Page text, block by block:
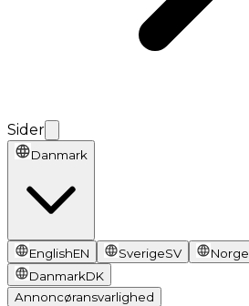
Sider
Danmark
EnglishEN SverigeSV Norge
DanmarkDK
Annoncøransvarlighed